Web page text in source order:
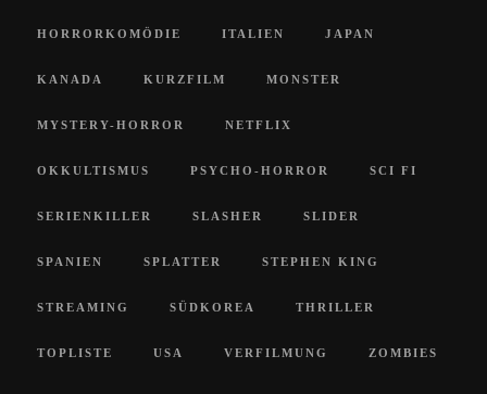
HORRORKOMÖDIE ITALIEN JAPAN
KANADA KURZFILM MONSTER
MYSTERY-HORROR NETFLIX
OKKULTISMUS PSYCHO-HORROR SCI FI
SERIENKILLER SLASHER SLIDER
SPANIEN SPLATTER STEPHEN KING
STREAMING SÜDKOREA THRILLER
TOPLISTE USA VERFILMUNG ZOMBIES